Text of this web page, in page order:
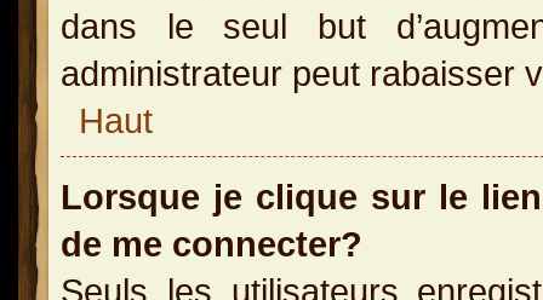
dans le seul but
administrateur peut rabaisser
Haut
Lorsque je clique sur le
de me connecter?
Seuls les utilisateurs